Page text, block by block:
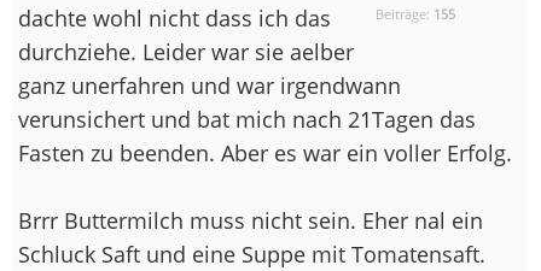
Beiträge: 155
dachte wohl nicht dass ich das
durchziehe. Leider war sie aelber
ganz unerfahren und war irgendwann
verunsichert und bat mich nach 21Tagen das
Fasten zu beenden. Aber es war ein voller Erfolg.
Brrr Buttermilch muss nicht sein. Eher nal ein
Schluck Saft und eine Suppe mit Tomatensaft.